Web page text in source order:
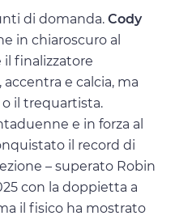
di domanda. Cody
in chiaroscuro al
il finalizzatore
e calcia, ma
il trequartista.
e in forza al
il record di
– superato Robin
con la doppietta a
il fisico ha mostrato